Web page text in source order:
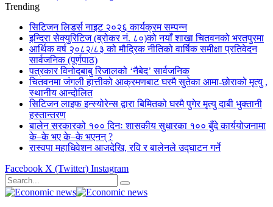
Trending
सिटिजन लिडर्स नाइट २०२६ कार्यक्रम सम्पन्न
इन्दिरा सेक्युरिटिज (ब्रोकर नं. ८०)को नयाँ शाखा चितवनको भरतपुरमा
आर्थिक वर्ष २०८२/८३ को मौद्रिक नीतिको वार्षिक समीक्षा प्रतिवेदन
सार्वजनिक (पूर्णपाठ)
पत्रकार विनोदबाबु रिजालको ‘नैबेद’ सार्वजनिक
चितवनमा जंगली हात्तीको आक्रमणबाट घरमै सुतेका आमा-छोराको मृत्यु ,
स्थानीय आन्दोलित
सिटिजन लाइफ इन्स्योरेन्स द्वारा बिमितको घरमै पुगेर मृत्यु दाबी भुक्तानी
हस्तान्तरण
बालेन सरकारको १०० दिनः शासकीय सुधारका १०० बुँदे कार्ययोजनामा
के–के भए के–के भएनन् ?
रास्वपा महाधिवेशन आजदेखि, रवि र बालेनले उद्‍घाटन गर्ने
Facebook X (Twitter) Instagram